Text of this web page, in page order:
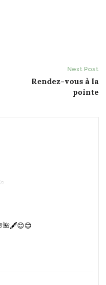
Next Post
Rendez-vous à la
pointe